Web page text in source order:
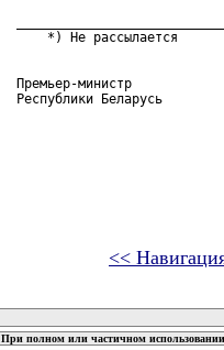
     *) Не рассылается
Премьер-министр
Республики
<<
При полном или частичном